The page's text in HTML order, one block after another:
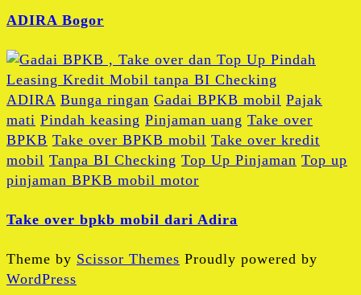
ADIRA Bogor
ADIRA Bunga ringan Gadai BPKB mobil Pajak
mati Pindah keasing Pinjaman uang Take over
BPKB Take over BPKB mobil Take over kredit
mobil Tanpa BI Checking Top Up Pinjaman Top up
pinjaman BPKB mobil motor
Take over bpkb mobil dari Adira
Theme by Scissor Themes Proudly powered by
WordPress